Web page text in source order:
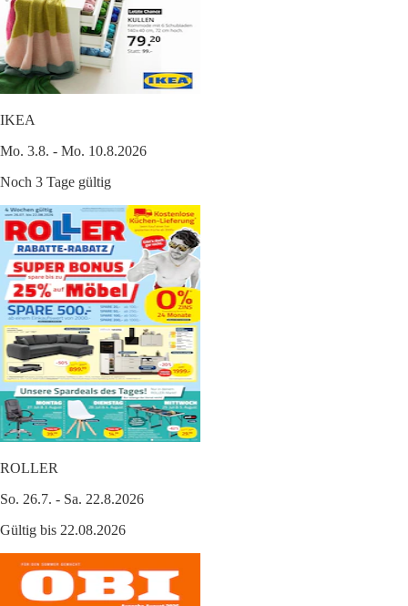
IKEA
Mo. 3.8. - Mo. 10.8.2026
Noch 3 Tage gültig
ROLLER
So. 26.7. - Sa. 22.8.2026
Gültig bis 22.08.2026